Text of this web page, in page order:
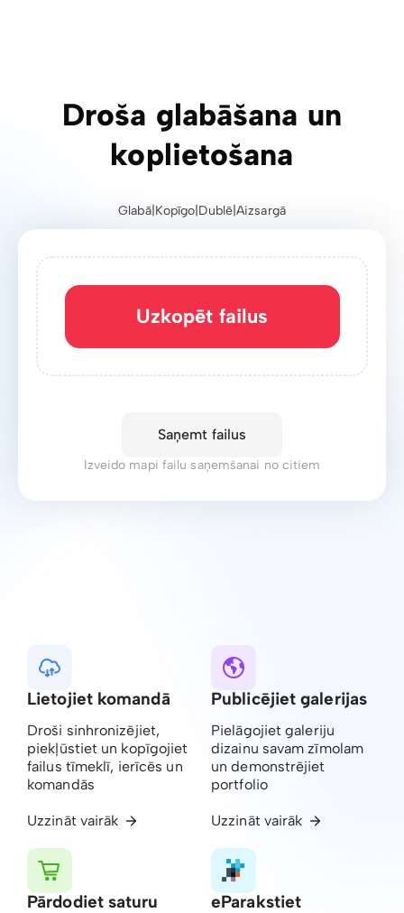
Uzticama un ātra lielu
failu pārsūtīšana
Uzkopēt failus
Saņemt failus
Izveido mapi failu saņemšanai no citiem
Lietojiet komandā
Droši sinhronizējiet,
piekļūstiet un kopīgojiet
failus tīmeklī, ierīcēs un
komandās
Uzzināt vairāk
Publicējiet galerijas
Pielāgojiet galeriju
dizainu savam zīmolam
un demonstrējiet
portfolio
Uzzināt vairāk
Pārdodiet saturu eParakstiet